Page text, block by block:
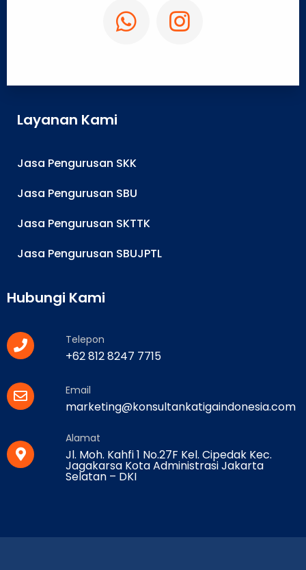
Layanan Kami
Jasa Pengurusan SKK
Jasa Pengurusan SBU
Jasa Pengurusan SKTTK
Jasa Pengurusan SBUJPTL
Hubungi Kami
Telepon
+62 812 8247 7715
Email
marketing@konsultankatigaindonesia.com
Alamat
Jl. Moh. Kahfi 1 No.27F Kel. Cipedak Kec.
Jagakarsa Kota Administrasi Jakarta
Selatan – DKI